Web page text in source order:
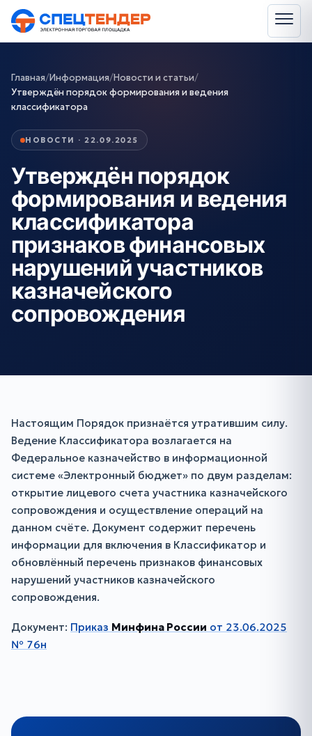
Главная/Информация/Новости и статьи/
Утверждён порядок формирования и ведения
классификатора
НОВОСТИ · 22.09.2025
Утверждён порядок
формирования и ведения
классификатора
признаков финансовых
нарушений участников
казначейского
сопровождения
Настоящим Порядок признаётся утратившим силу.
Ведение Классификатора возлагается на
Федеральное казначейство в информационной
системе «Электронный бюджет» по двум разделам:
открытие лицевого счета участника казначейского
сопровождения и осуществление операций на
данном счёте. Документ содержит перечень
информации для включения в Классификатор и
обновлённый перечень признаков финансовых
нарушений участников казначейского
сопровождения.
Документ: Приказ Минфина России от 23.06.2025
№ 76н